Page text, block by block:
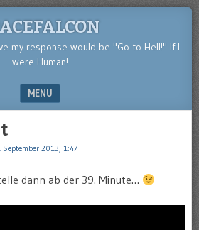
my response would be "Go to Hell!" If I
were Human!
MENU
September 2013, 1:47
dann ab der 39. Minute…